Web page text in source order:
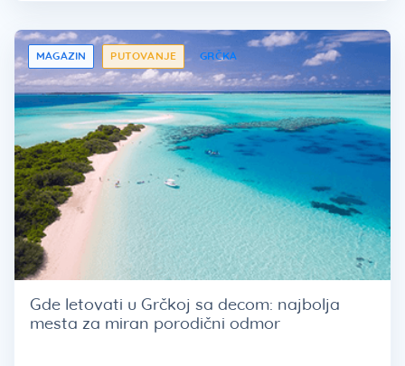
MAGAZIN PUTOVANJE GRČKA
Gde letovati u Grčkoj sa decom: najbolja
mesta za miran porodični odmor